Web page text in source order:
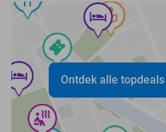
Ontdek alle